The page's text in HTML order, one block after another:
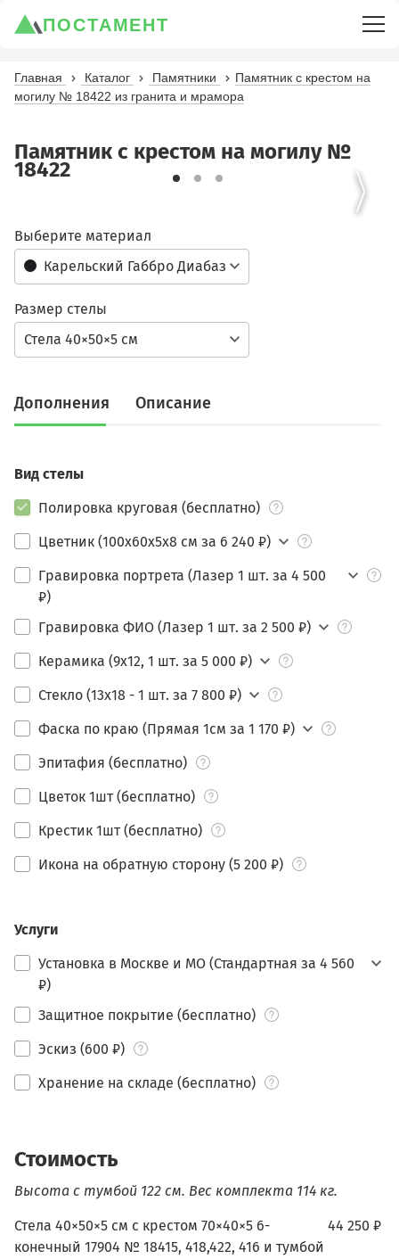
ПОСТАМЕНТ
Главная Каталог Памятники
Памятник с крестом на
могилу № 18422 из гранита и мрамора
Памятник с крестом на могилу №
18422
Карельский Габбро Диабаз
Выберите материал
Стела 40×50×5 см
Размер стелы
Дополнения Описание
Вид стелы
Полировка круговая (бесплатно)
Цветник (100х60х5х8 см за 6 240 ₽)
Гравировка портрета (Лазер 1 шт. за 4 500
₽)
Гравировка ФИО (Лазер 1 шт. за 2 500 ₽)
Керамика (9х12, 1 шт. за 5 000 ₽)
Стекло (13х18 - 1 шт. за 7 800 ₽)
Фаска по краю (Прямая 1см за 1 170 ₽)
Эпитафия (бесплатно)
Цветок 1шт (бесплатно)
Крестик 1шт (бесплатно)
Икона на обратную сторону (5 200 ₽)
Услуги
Установка в Москве и МО (Стандартная за 4 560
₽)
Защитное покрытие (бесплатно)
Эскиз (600 ₽)
Хранение на складе (бесплатно)
Стоимость
Высота с тумбой 122 см. Вес комплекта 114 кг.
44 250 ₽
Стела 40×50×5 см с крестом 70×40×5 6-
конечный 17904 № 18415, 418,422, 416 и тумбой